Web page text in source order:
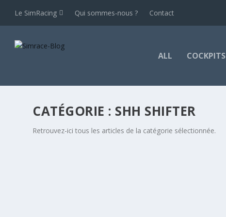
Le SimRacing Qui sommes-nous ? Contact
ALL COCKPITS
CATÉGORIE : SHH SHIFTER
Retrouvez-ici tous les articles de la catégorie sélectionnée.